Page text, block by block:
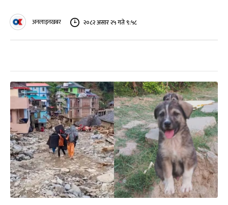
अनलाइनखबर २०८२ असार २५ गते ९:५८